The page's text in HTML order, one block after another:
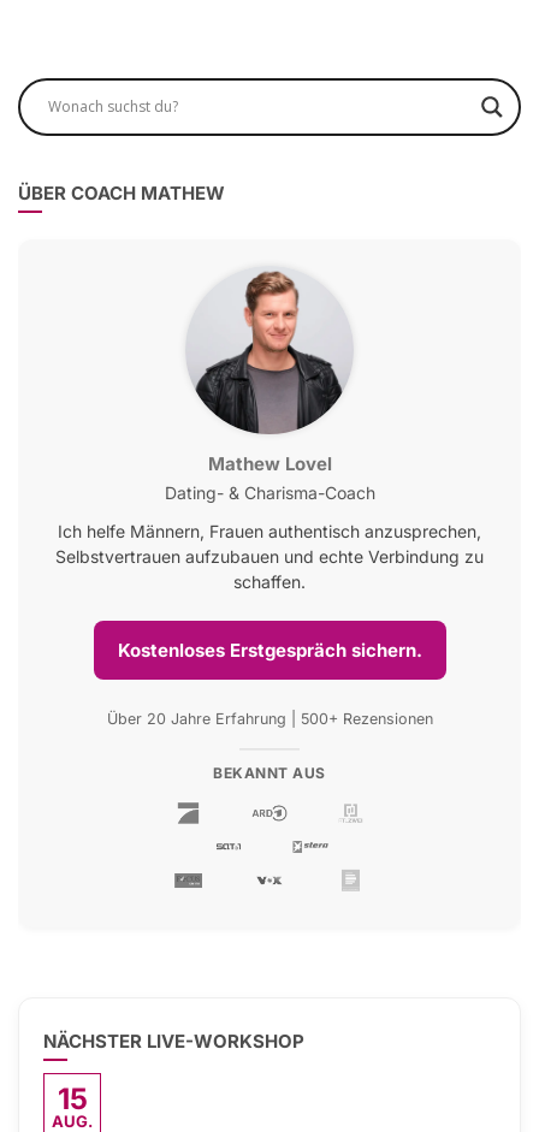
ÜBER COACH MATHEW
Mathew Lovel
Dating- & Charisma-Coach
Ich helfe Männern, Frauen authentisch anzusprechen,
Selbstvertrauen aufzubauen und echte Verbindung zu
schaffen.
Kostenloses Erstgespräch sichern.
Über 20 Jahre Erfahrung | 500+ Rezensionen
BEKANNT AUS
NÄCHSTER LIVE-WORKSHOP
15
AUG.